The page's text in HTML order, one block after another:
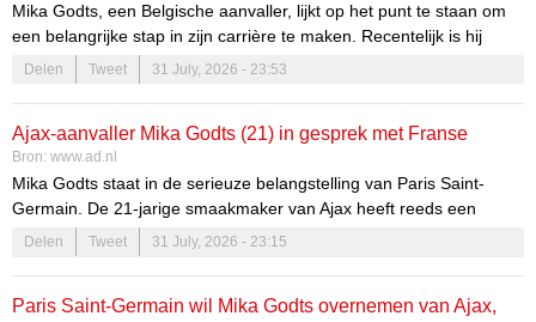
Mika Godts, een Belgische aanvaller, lijkt op het punt te staan om
een belangrijke stap in zijn carrière te maken. Recentelijk is hij
gesignaleerd met Luis Campos, de directeur van Paris Saint-
Germain (PSG), terwijl ze samen over een terras in Porto
aandacht getrokken en roept vragen op over de toekomst van de
jonge aanvaller.
Delen Tweet 31 July, 2026 - 23:53
Ajax-aanvaller Mika Godts (21) in gesprek met Franse
topclub Paris Saint-Germain
Bron: www.ad.nl
Mika Godts staat in de serieuze belangstelling van Paris Saint-
Germain. De 21-jarige smaakmaker van Ajax heeft reeds een
gesprek gevoerd met de Champions League-winnaar, die zich
tevens bij Ajax meldde.
Delen Tweet 31 July, 2026 - 23:15
Paris Saint-Germain wil Mika Godts overnemen van Ajax,